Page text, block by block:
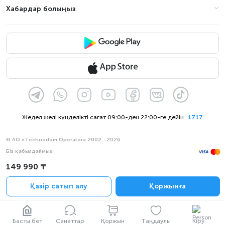
Басты бет Санаттар Қоржын Таңдаулы Кіру
149 990 ₸
Қазір сатып алу Қоржынға
Хабардар болыңыз
1717
Жедел желі күнделікті сағат 09:00-ден 22:00-ге дейін
© АО «Technodom Operator» 2002—2026
Біз қабылдаймыз:
Ресми хабарлама